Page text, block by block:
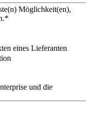
Möglichkeit(en),
*
eines Lieferanten
und die